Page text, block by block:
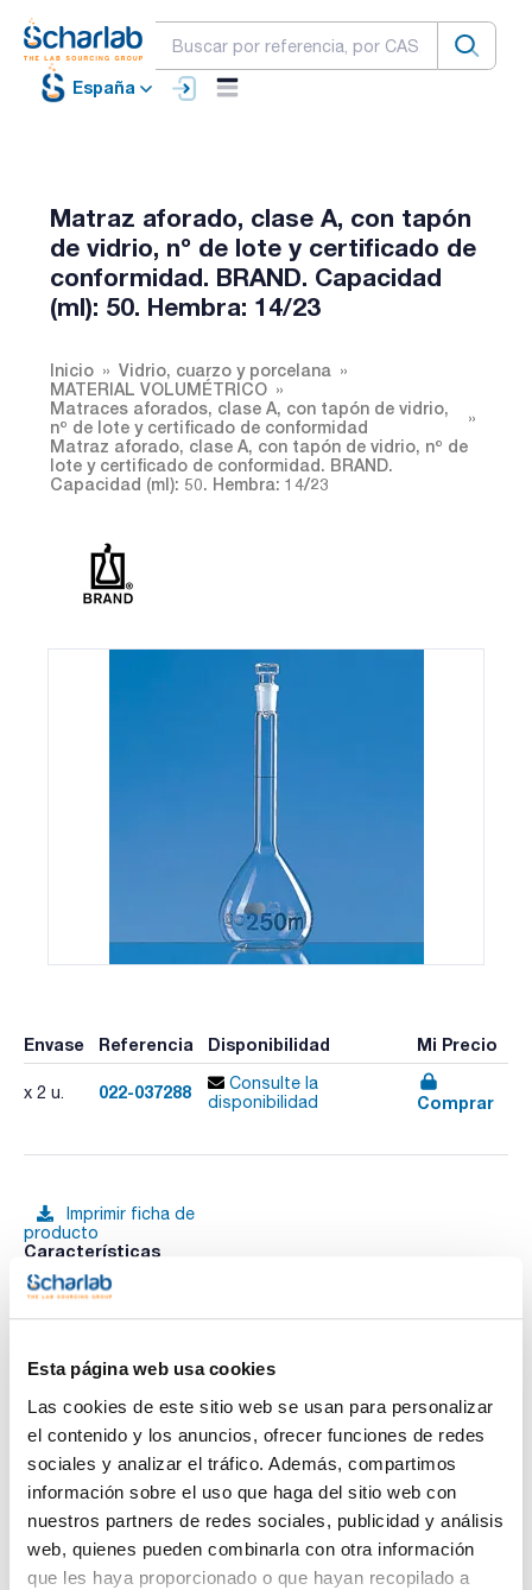
Esta página web usa cookies
Las cookies de este sitio web se usan para personalizar
el contenido y los anuncios, ofrecer funciones de redes
sociales y analizar el tráfico. Además, compartimos
información sobre el uso que haga del sitio web con
nuestros partners de redes sociales, publicidad y análisis
web, quienes pueden combinarla con otra información
que les haya proporcionado o que hayan recopilado a
España
Matraz aforado, clase A, con tapón
de vidrio, nº de lote y certificado de
conformidad. BRAND. Capacidad
(ml): 50. Hembra: 14/23
Inicio
Vidrio, cuarzo y porcelana
MATERIAL VOLUMÉTRICO
Matraces aforados, clase A, con tapón de vidrio,
nº de lote y certificado de conformidad
Matraz aforado, clase A, con tapón de vidrio, nº de
lote y certificado de conformidad. BRAND.
Capacidad (ml): 50. Hembra: 14/23
Envase Referencia Disponibilidad Mi Precio
x 2 u. 022-037288
Consulte la
disponibilidad
Comprar
Imprimir ficha de
producto
Características
Capacidad (ml) : 50
Hembra : 14/23
Matraces aforados, clase A, con tapón de vidrio, nº de lote y
certificado de conformidad
Documentación técnica
TDS / Ficha técnica
Regístrate para
descargas
COA
Regístrate para
descargas
SDS/ Hoja de seguridad